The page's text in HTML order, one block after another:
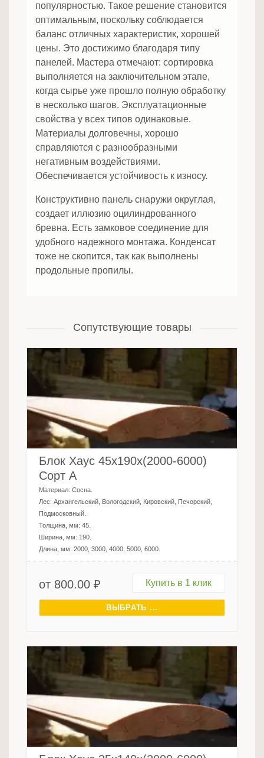
популярностью. Такое решение становится
оптимальным, поскольку соблюдается
баланс отличных характеристик, хорошей
цены. Это достижимо благодаря типу
панелей. Мастера отмечают: сортировка
выполняется на заключительном этапе,
когда сырье уже прошло полную обработку
в несколько шагов. Эксплуатационные
свойства у всех типов одинаковые.
Материалы долговечны, хорошо
справляются с разнообразными
негативным воздействиями.
Обеспечивается устойчивость к износу.
Конструктивно панель снаружи округлая,
создает иллюзию оцилиндрованного
бревна. Есть замковое соединение для
удобного надежного монтажа. Конденсат
тоже не скопится, так как выполнены
продольные пропилы.
Сопутствующие товары
Блок Хаус 45х190х(2000-6000)
Сорт А
Материал: Сосна.
Лес: Архангельский, Вологодский, Кировский, Печорский,
Подмосковный.
Толщина, мм: 45.
Ширина, мм: 190.
Длина, мм: 2000, 3000, 4000, 5000, 6000.
от 800.00 ₽ Купить в 1 клик
ВЫБРАТЬ ...